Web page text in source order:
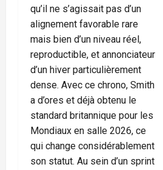
qu’il ne s’agissait pas d’un
alignement favorable rare
mais bien d’un niveau réel,
reproductible, et annonciateur
d’un hiver particulièrement
dense. Avec ce chrono, Smith
a d’ores et déjà obtenu le
standard britannique pour les
Mondiaux en salle 2026, ce
qui change considérablement
son statut. Au sein d’un sprint